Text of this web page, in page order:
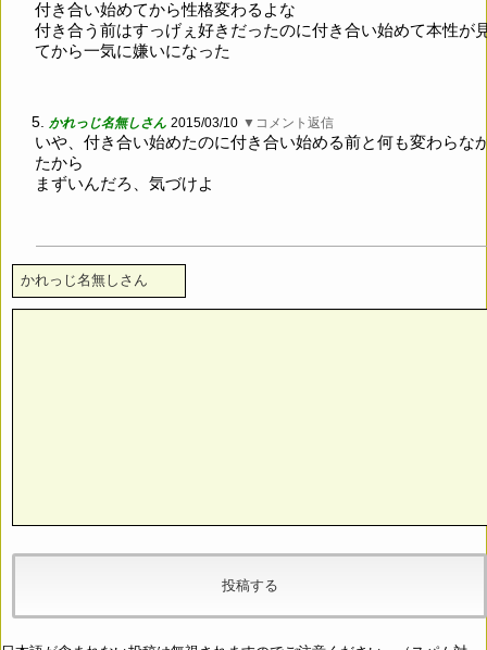
付き合い始めてから性格変わるよな
付き合う前はすっげぇ好きだったのに付き合い始めて本性が
てから一気に嫌いになった
5. かれっじ名無しさん 2015/03/10 ▼コメント返信
いや、付き合い始めたのに付き合い始める前と何も変わらな
たから
まずいんだろ、気づけよ